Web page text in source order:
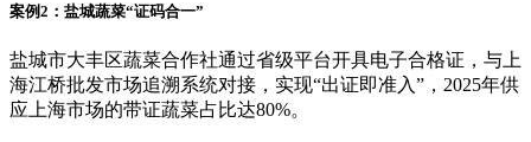
案例2：盐城蔬菜“证码合一”
盐城市大丰区蔬菜合作社通过省级平台开具电子合格证，与上
海江桥批发市场追溯系统对接，实现“出证即准入”，2025年供
应上海市场的带证蔬菜占比达80%。